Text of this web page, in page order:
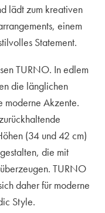
lädt zum kreativen
einem
Statement.
TURNO. In edlem
die länglichen
moderne Akzente.
(34 und 42 cm)
die mit
TURNO
daher für moderne
Style.